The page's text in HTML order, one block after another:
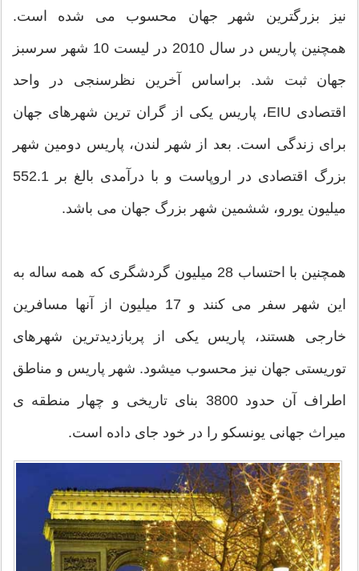
نیز بزرگترین شهر جهان محسوب می شده است.
همچنین پاریس در سال 2010 در لیست 10 شهر سرسبز
جهان ثبت شد. براساس آخرین نظرسنجی در واحد
اقتصادی EIU، پاریس یکی از گران ترین شهرهای جهان
برای زندگی است. بعد از شهر لندن، پاریس دومین شهر
بزرگ اقتصادی در اروپاست و با درآمدی بالغ بر 552.1
میلیون یورو، ششمین شهر بزرگ جهان می باشد.
همچنین با احتساب 28 میلیون گردشگری که همه ساله به
این شهر سفر می کنند و 17 میلیون از آنها مسافرین
خارجی هستند، پاریس یکی از پربازدیدترین شهرهای
توریستی جهان نیز محسوب میشود. شهر پاریس و مناطق
اطراف آن حدود 3800 بنای تاریخی و چهار منطقه ی
میراث جهانی یونسکو را در خود جای داده است.